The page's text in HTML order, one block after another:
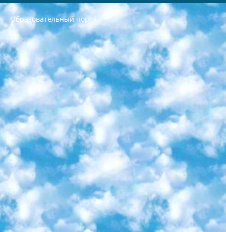
Образовательный портал
РЕСПУБЛИКА УЗБЕКИСТАН МИНИСТРЕРСТВО ДОШКОЛЬНОГО И ШКОЛЬНОГО ОБРАЗОВАНИЯ КОМАНДА в общеобразовательных учреждениях в 2023-2024 учебном году организация и проведение итоговой государственной аттестации обучающихся о Министра дошкольного и школьного образования Республики Узбекистан от 4 марта 2008 года (постановлением Минюста от 20 марта 2008 года № 1778 государственной регистрации) «Итоговое состояние учащихся общего среднего образования на основании положения об утверждении положения об аттестации общего среднего образования выпускной экзамен студентов в образовательных учреждениях в 2023-2024 учебном году В целях организации и прохождения аттестации приказываю: 1. Следующее: перечень предметов, по которым будет проводиться итоговая государственная аттестация и экзамен формы перевода согласно приложению 1; сертификаты международного образца, оценивающие уровень владения иностранными языками перечень согласно приложению 2; 2. Педагогический при специализированных образовательных учреждениях. научно-практический центр квалификации и международной оценки (Д.Давидова) 2024 г. До 25 марта: задания по предметам, по которым будет проводиться итоговая аттестация разработка и утверждение технических условий; итоговая аттестация на основании разработанного предметного задания разработка вопросов по предметам (устно и письменно), экзамен передача; общеобразовательные средние школы и специальные учебные заведения учащиеся выпускных классов школ и интернатов в агентской системе подготовка базы данных экзаменационных материалов и критериев оценки; перевод базы экзаменационных материалов на все языки обучения подать в Республиканский образовательный центр для изготовления; варианты экзаменов на основе разработанных контрольных материалов пусть будут поставлены задачи формирования. 3. Республиканский образовательный центр (Ш.Худайкулов) до 5 апреля 2024 года. до: база данных предоставленных экзаменационных материалов на все языки обучения перевод и экспертиза; для слепых, слабовидящих, глухих, слабослышащих и умственно отсталых детей учащиеся выпускных классов специализированных школ и школ-интернатов база данных экзаменационных материалов на всех преподаваемых языках подготовка критериев оценки; специализированные школы для умственно отсталых детей и технологии для учащихся выпускных классов школ-интернатов разработка соответствующих рекомендаций и критериев проведения ЕГЭ по естествознанию давать задания. 4. Педагогический при специализированных образовательных учреждениях. Научно-практический центр навыков и международной оценки (Д.Давидова), Республика образовательный центр (Худайкулов Ш.) итоговый государственный аттестационный экзамен ориентирован на творческое и логическое мышление при подготовке базы материалов учитывать введение заданий. 5. Следует отметить, что: сертификат государственного образца о знании общеобразовательного предмета и как минимум национальный уровень B1 по предметам на иностранных языках, указанным в Приложении 2. или международно признанный сертификат эквивалентного уровня студенты, изучающие определенный предмет, освобождаются от экзамена; по соответствующим предметам запланирована итоговая государственная аттестация за день до дня, путем жеребьевки Рабочей группой (в письменной форме по предметам, проводимым в форме) из числа сформированных вариантов выбрано 2 варианта; 2 выбранных варианта экзамена анонсированы на официальном сайте министерства и все выпускники по всей стране на основе этих вариантов проводит итоговую государственную аттестацию. 6. Государственное образование учащихся средних общеобразовательных учреждений. знания в соответствии с квалификационными требованиями, которые необходимо приобрести на основании стандартов итоговый (выпускной) контроль для 9 и 11 классов в целях тестирования Экзамены (далее – экзамены) состоят из предметов, перечисленных в приложении 1. будет сделано. 7. Экзамены пройдут с 26 мая по 15 июня 2024 г. (кроме науки физического воспитания). 8. Физическая для учащихся 9 классов общесредних образовательных учреждений. Экзамены по предмету «Образование, квалификация медицина» 1-6 мая 2024 года. сотрудники перевести под присмотр (с отклонениями в физическом или умственном развитии) специализированная школа для детей, школы-интернаты и со сколиозом школы-интернаты санаторного типа для больных детей исключены). 9. Он был слепым, слабовидящим и имел нарушения опорно-двигательного аппарата. экзамены в специализированных школах и интернатах для детей должны проводиться исходя из требований, предъявляемых к общеобразовательным учреждениям (физкультура кроме науки). 10. Специализированная школа для глухих и слабослышащих детей. и экзамены в интернатах и быть реализован в виде письменного теста по математике. 11. Специальность для умственно отсталых детей. Для 9 класса Родной язык и литературное письмо Государственный язык (язык обучения – узбекский). для неклассов) написано Математическое письмо Письменная/устная история Узбекистана Физическое воспитание практично Итоговый контроль Для 11 класса Написание родного языка и литературы (эссе) Математическое письмо Узбекский язык (обучение на узбекском языке) не посещающее общее среднее образование для учреждений)/Образовательное учреждение выбор письменный и устный Иностранный язык письменный/устный Письменная/устная история Узбекистана *По выбору студента:  Химия  Физика  Основы государственного права  География 10 бесплатных образовательных ресурсов - Мы составили подборку онлайн-проектов с интерактивными упражнениями, видеолекциями и статьями. Они помогут вам обрести новые и освежить старые знания бесплатно. 1. «ИНТУИТ» Старейшая образовательная площадка Рунета. Здесь вы найдёте сотни текстовых и видеокурсов на десятки различных тем — от программирования до психологии. Многие курсы подготовлены российскими университетами и крупными международными компаниями вроде Intel и Microsoft. Самостоятельное обучение бесплатное, но желающие могут оплатить услуги персональных наставников. 2. «Смартия» знакомит с актуальными профессиями и подсказывает, как им обучаться. Выбрав заинтересовавшую вас специальность — SMM-специалист, фотограф, веб-дизайнер или другую, — увидите список необходимых для неё умений. Чтобы вы могли освоить их самостоятельно, для каждого умения площадка отображает подборку ссылок на учебные материалы. Хотя «Смартия» ориентируется на русскоязычную аудиторию, часть контента всё же доступна только на английском. 3. «Лекторий Физтеха» Проект Московского физико-технического института (Физтеха). С его помощью вы можете смотреть онлайн серии лекций, записанные на видео в этом вузе. В числе доступных предметов — физика, биология, химия, информационные технологии и другие. К некоторым лекциям администрация ресурса прилагает готовые конспекты, которые можно скачивать в PDF-формате. 4. ITMOcourses Онлайн-площадка Санкт-Петербургского национального исследовательского университета информационных технологий, механики и оптики (ИТМО). Ресурс предоставляет свободный доступ к курсам, разработанным в этом вузе. Каталог материалов разбит на четыре категории: «Оптические системы и технологии», «Приборостроение и робототехника», «Информационные технологии» и «Биотехнологии». Курсы состоят из видеолекций, интерактивных демонстраций и заданий. 5. «КиберЛенинка» Электронная научная библиотека открытого доступа. Каталог площадки регулярно обрастает текстами статей из различных научных изданий. Сгруппированные по журналам и рубрикам публикации можно читать онлайн или скачивать целиком в PDF-формате. Проект нацелен на популяризацию науки за счёт открытого доступа к качественной информации. 6. «ПостНаука» На этом ресурсе публикуют подборки видеолекций, составленные экспертами из разных отраслей и объединённые общими темами. Среди них, к примеру, есть серии «Биоинформатика и геномика», «Культура средневековой Скандинавии» и Cinema Studies о теории кино. Каждая подборка лекций — логически связанная история, рассказанная экспертом от первого лица. Кроме того, на сайте появляются научно-образовательные статьи и тесты на разные темы. 7. «Newочём» Команда проекта «Newочём» отбирает самые интересные тексты из англоязычных СМИ и переводит те из них, за которые голосуют участники сообщества «ВКонтакте». По большей части это научно-популярные статьи. Редакторы придумывают лишь заголовки, в остальном содержание переводов соответствует оригиналам. Полные тексты можно читать прямо в социальной сети. 8. InternetUrok Онлайн-база материалов по основным дисциплинам школьной программы. Информация на сайте структурирована по классам, предметам и темам (урокам). Каждый урок состоит из видеолекций и конспектов. Есть также интерактивные тренажёры и тесты для закрепления пройденного материала. Даже если вы давно окончили школу, возможность повторить программу старших классов всегда может пригодиться. 9. Edutainme Ещё один ресурс об образовании. В отличие от Newtonew, как мне кажется, Edutainme больше ориентируется на представителей индустрии: педагогов, предпринимателей, разработчиков образовательных проектов. Но и любой, кто просто стремится к саморазвитию, найдёт на сайте много полезного и интересного для себя. Например, информацию о новых курсах и образовательных сервисах. 10. Newtonew Онлайн-медиа об образовании и обучении в широком смысле. Авторы Newtonew пишут об инструментах, заведениях, тактиках и стратегиях, которые помогают учить других и получать новые знания самостоятельно. На этой площадке вы найдёте новости, обзоры, аналитические мат